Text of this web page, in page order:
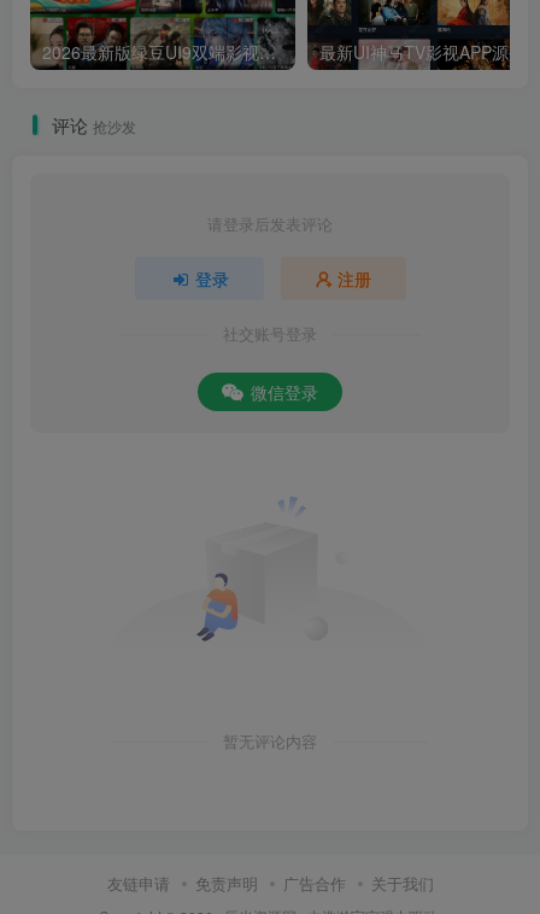
2026最新版绿豆UI9双端影视APP源码
评论 抢沙发
请登录后发表评论
登录 注册
社交账号登录
微信登录
暂无评论内容
友链申请 免责声明 广告合作 关于我们